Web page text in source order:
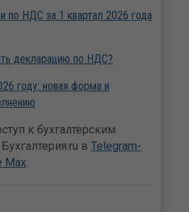
по НДС за 1 квартал 2026 года
декларацию по НДС?
году: новая форма и
к бухгалтерским
в Telegram-
Max.